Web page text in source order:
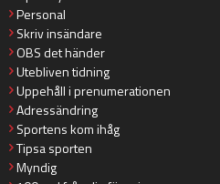
Personal
Skriv insändare
OBS det händer
Utebliven tidning
Uppehåll i prenumerationen
Adressändring
Sportens kom ihåg
Tipsa sporten
Myndig